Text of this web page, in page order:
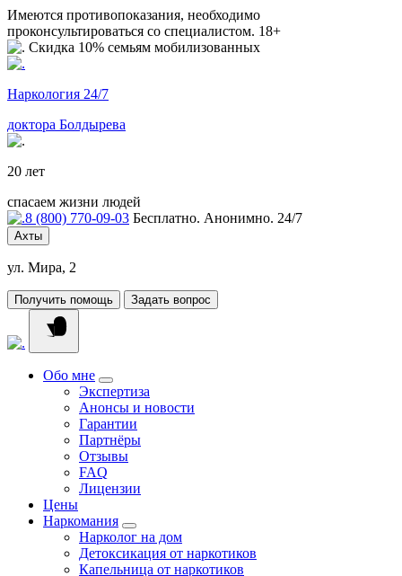
Имеются противопоказания, необходимо
проконсультироваться со специалистом. 18+
Скидка 10% семьям мобилизованных
Наркология 24/7
доктора Болдырева
20 лет
спасаем жизни людей
8 (800) 770-09-03 Бесплатно. Анонимно. 24/7
Ахты
ул. Мира, 2
Получить помощь Задать вопрос
Обо мне
Экспертиза
Анонсы и новости
Гарантии
Партнёры
Отзывы
FAQ
Лицензии
Цены
Наркомания
Нарколог на дом
Детоксикация от наркотиков
Капельница от наркотиков